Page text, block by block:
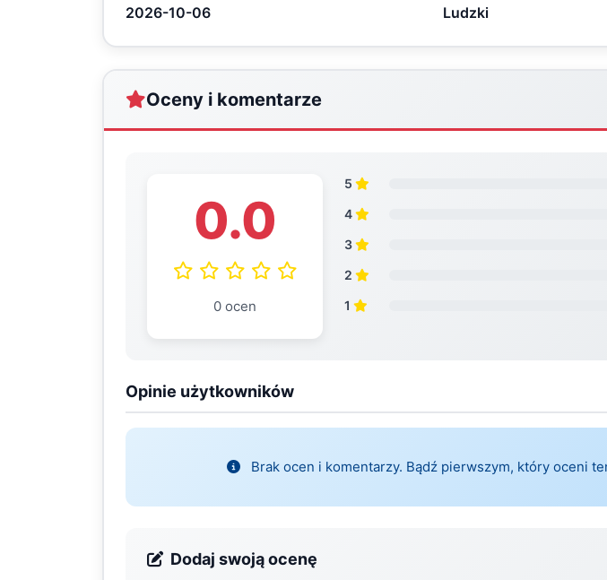
2026-10-06 Ludzki
Oceny i komentarze
0.0
0 ocen
5
4
3
2
1
Opinie użytkowników
Brak ocen i komentarzy. Bądź pierwszym, który oceni
Dodaj swoją ocenę